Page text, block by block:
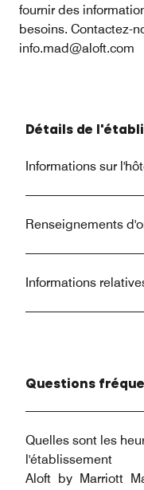
fournir des
besoins. Contactez-
info.mad@aloft.com
Détails de
Informations sur
Renseignements
Informations
Questions
Quelles sont les
l'établissement
Aloft by Marriott